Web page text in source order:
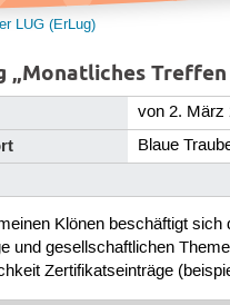
LUG (ErLug)
„Monatliches Treffen
von 2. März
Blaue
Klönen beschäftigt
und gesellschaftlichen
Zertifikatseinträge